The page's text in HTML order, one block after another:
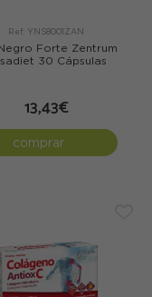
Ref: YNS8001ZAN
Forte Zentrum
30 Cápsulas
13,43€
comprar